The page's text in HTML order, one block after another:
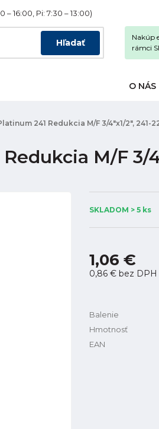
– 16:00, Pi: 7:30 – 13:00)
Hľadať
Nakúp
rámci
O NÁS
241 Redukcia M/F 3/4"x1/2", 241-
M/F 3/
SKLADOM > 5 ks
1,06 €
0,86 € bez DPH
Balenie
Hmotnosť
EAN